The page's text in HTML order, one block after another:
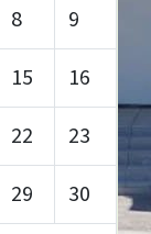
8 9
15 16
22 23
29 30